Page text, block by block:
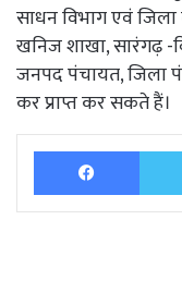
साधन विभाग एवं
खनिज शाखा, सारंगढ़ -
जनपद पंचायत,
कर प्राप्त कर सकते हैं।